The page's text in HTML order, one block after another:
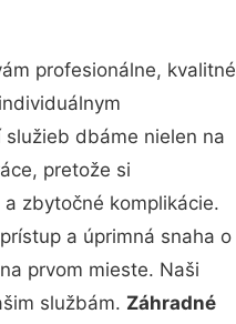
profesionálne, kvalitné
dbáme nielen na
pretože si
zbytočné komplikácie.
a úprimná snaha o
prvom mieste. Naši
službám. Záhradné